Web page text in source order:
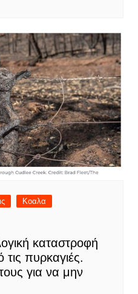
Κοαλα
καταστροφή
πυρκαγιές.
για να μην